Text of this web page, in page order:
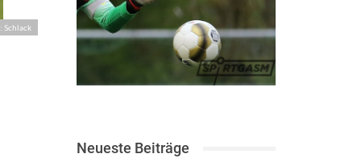
Schlack
Neueste Beiträge